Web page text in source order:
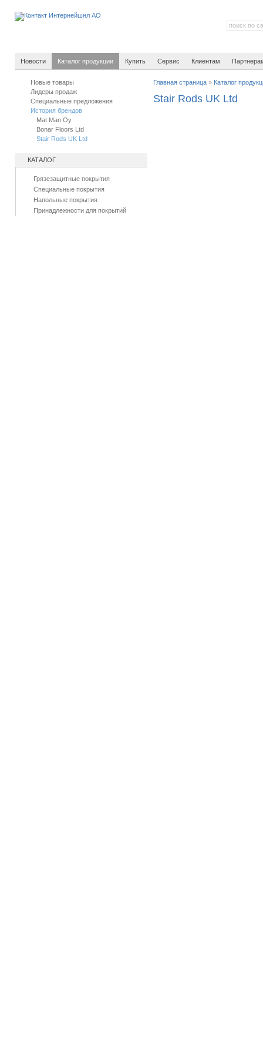
Новости Каталог продукции Купить Сервис Клиентам
Новые товары
Лидеры продаж
Специальные предложения
История брендов
Mat Man Oy
Bonar Floors Ltd
Stair Rods UK Ltd
КАТАЛОГ
Грязезащитные покрытия
Специальные покрытия
Напольные покрытия
Принадлежности для покрытий
Главная страница » Каталог
Stair Rods UK Ltd